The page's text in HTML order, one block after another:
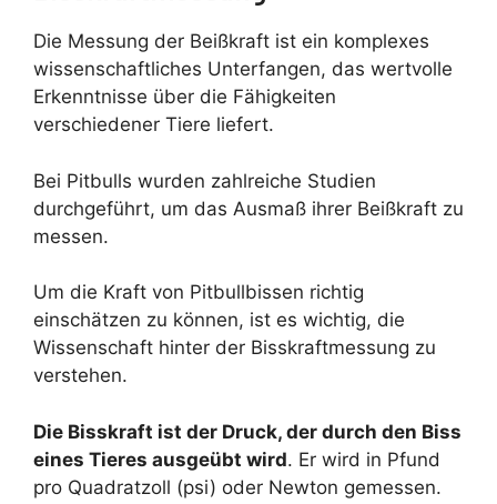
Die Messung der Beißkraft ist ein komplexes
wissenschaftliches Unterfangen, das wertvolle
Erkenntnisse über die Fähigkeiten
verschiedener Tiere liefert.
Bei Pitbulls wurden zahlreiche Studien
durchgeführt, um das Ausmaß ihrer Beißkraft zu
messen.
Um die Kraft von Pitbullbissen richtig
einschätzen zu können, ist es wichtig, die
Wissenschaft hinter der Bisskraftmessung zu
verstehen.
Die Bisskraft ist der Druck, der durch den Biss
eines Tieres ausgeübt wird. Er wird in Pfund
pro Quadratzoll (psi) oder Newton gemessen.